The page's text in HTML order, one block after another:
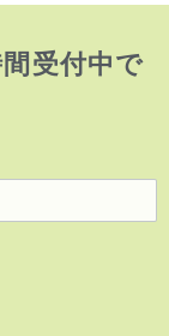
受付中で